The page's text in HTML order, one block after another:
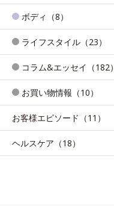
ボディ（8）
ライフスタイル（23）
コラム&エッセイ（182）
お買い物情報（10）
お客様エピソード（11）
ヘルスケア（18）